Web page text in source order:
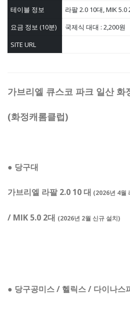
테이블 정보
라팔 2.0 10대, MIK 5.0
요금 정보 (10분)
국제식 대대 : 2,200원
SITE URL
가브리엘 큐스코 파크 일산 화
(화정캐롬클럽)
● 당구대
가브리엘 라팔 2.0 10 대 (2026년 4월
/ MIK 5.0 2대 (2026년 2월 신규 설치)
● 당구공미스 / 헬릭스 / 다이나스